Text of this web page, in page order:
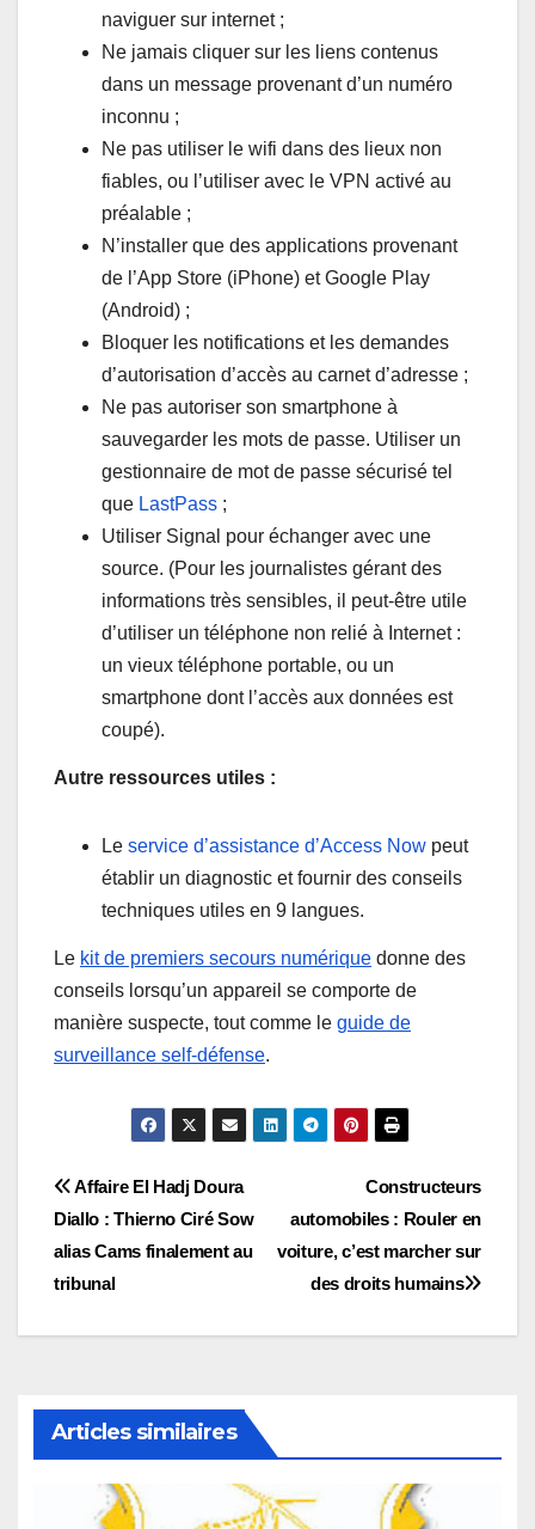
naviguer sur internet ;
Ne jamais cliquer sur les liens contenus
dans un message provenant d’un numéro
inconnu ;
Ne pas utiliser le wifi dans des lieux non
fiables, ou l’utiliser avec le VPN activé au
préalable ;
N’installer que des applications provenant
de l’App Store (iPhone) et Google Play
(Android) ;
Bloquer les notifications et les demandes
d’autorisation d’accès au carnet d’adresse ;
Ne pas autoriser son smartphone à
sauvegarder les mots de passe. Utiliser un
gestionnaire de mot de passe sécurisé tel
que LastPass ;
Utiliser Signal pour échanger avec une
source. (Pour les journalistes gérant des
informations très sensibles, il peut-être utile
d’utiliser un téléphone non relié à Internet :
un vieux téléphone portable, ou un
smartphone dont l’accès aux données est
coupé).
Autre ressources utiles :
Le service d’assistance d’Access Now peut
établir un diagnostic et fournir des conseils
techniques utiles en 9 langues.
Le kit de premiers secours numérique donne des
conseils lorsqu’un appareil se comporte de
manière suspecte, tout comme le guide de
surveillance self-défense.
Navigation
de
l’article
Constructeurs
automobiles : Rouler en
voiture, c’est marcher sur
des droits humains
Affaire El Hadj Doura
Diallo : Thierno Ciré Sow
alias Cams finalement au
tribunal
Articles similaires